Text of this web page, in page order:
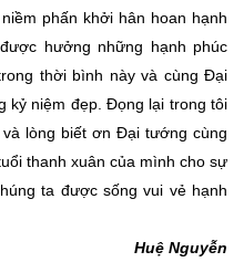
phấn khởi hân hoan hạnh
hưởng những hạnh phúc
thời bình này và cùng Đại
niệm đẹp. Đọng lại trong tôi
lòng biết ơn Đại tướng cùng
thanh xuân của mình cho sự
ta được sống vui vẻ hạnh
Huệ Nguyễn